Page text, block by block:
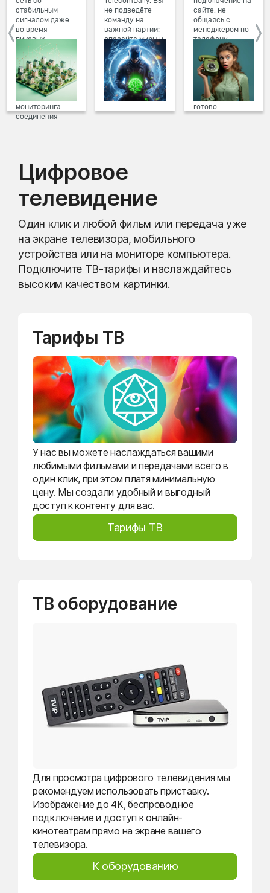
стабильным
сигналом даже
во время
пиковых
нагрузок в
вечернее время.
Мы постоянно
обновляем наше
оборудование в
домах, а система
мониторинга
соединения
не подведёте
команду на
важной партии:
спасайте миры и
побеждайте с
друзьями в
онлайн-играх.
сайте, не
общаясь с
менеджером по
телефону.
Просто в три
клика заполните
форму заявки на
сайте, выберите
дату и время
подключения,
готово.
Цифровое
телевидение
Один клик и любой фильм или передача уже
на экране телевизора, мобильного
устройства или на мониторе компьютера.
Подключите ТВ-тарифы и наслаждайтесь
высоким качеством картинки.
Тарифы ТВ
У нас вы можете наслаждаться вашими
любимыми фильмами и передачами всего в
один клик, при этом платя минимальную
цену. Мы создали удобный и выгодный
доступ к контенту для вас.
Тарифы ТВ
ТВ оборудование
Для просмотра цифрового телевидения мы
рекомендуем использовать приставку.
Изображение до 4K, беспроводное
подключение и доступ к онлайн-
кинотеатрам прямо на экране вашего
телевизора.
К оборудованию